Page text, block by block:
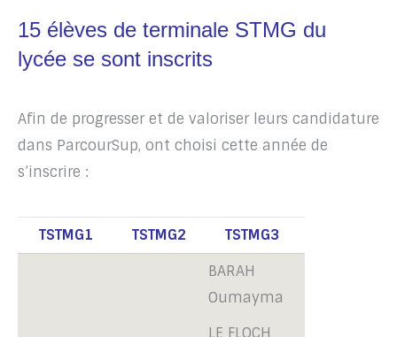
15 élèves de terminale STMG du
lycée se sont inscrits
Afin de progresser et de valoriser leurs candidature
dans ParcourSup, ont choisi cette année de
s’inscrire :
TSTMG1 TSTMG2 TSTMG3
BARAH
Oumayma